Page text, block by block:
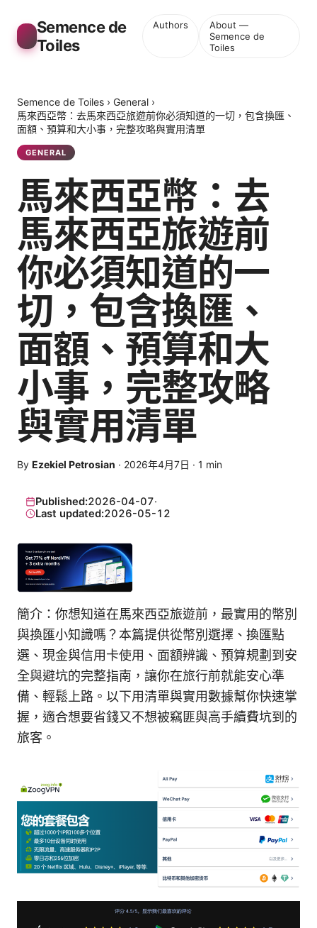
Semence de
Toiles
Authors
About —
Semence de
Toiles
Semence de Toiles › General ›
馬來西亞幣：去馬來西亞旅遊前你必須知道的一切，包含換匯、
面額、預算和大小事，完整攻略與實用清單
GENERAL
馬來西亞幣：去
馬來西亞旅遊前
你必須知道的一
切，包含換匯、
面額、預算和大
小事，完整攻略
與實用清單
By Ezekiel Petrosian · 2026年4月7日 · 1 min
Published:2026-04-07·
Last updated:2026-05-12
簡介：你想知道在馬來西亞旅遊前，最實用的幣別
與換匯小知識嗎？本篇提供從幣別選擇、換匯點
選、現金與信用卡使用、面額辨識、預算規劃到安
全與避坑的完整指南，讓你在旅行前就能安心準
備、輕鬆上路。以下用清單與實用數據幫你快速掌
握，適合想要省錢又不想被竊匪與高手續費坑到的
旅客。